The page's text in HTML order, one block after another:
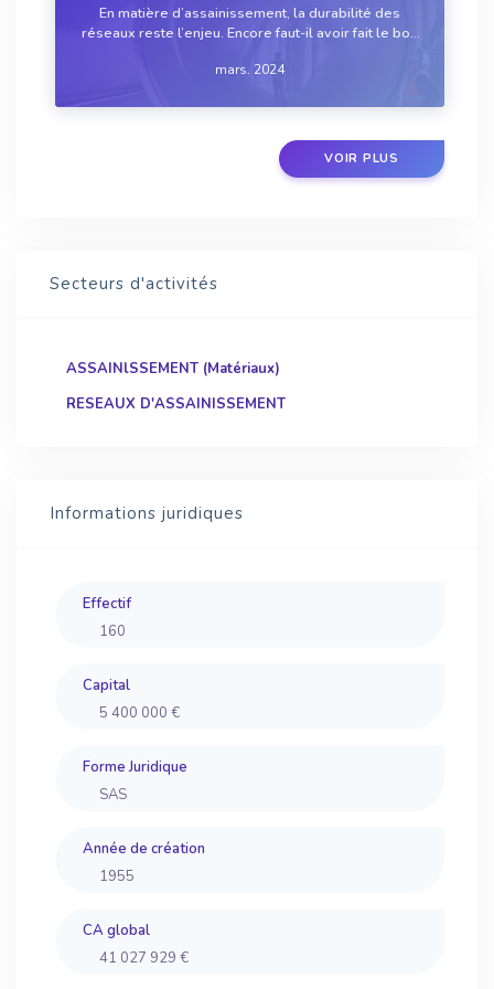
En matière d’assainissement, la durabilité des
réseaux reste l’enjeu. Encore faut-il avoir fait le bon
règles de l’art afin de mettre à profit toutes les
mars. 2024
VOIR PLUS
Secteurs d'activités
ASSAINlSSEMENT (Matériaux)
RESEAUX D'ASSAINISSEMENT
Informations juridiques
Effectif
160
Capital
5 400 000 €
Forme Juridique
SAS
Année de création
1955
CA global
41 027 929 €